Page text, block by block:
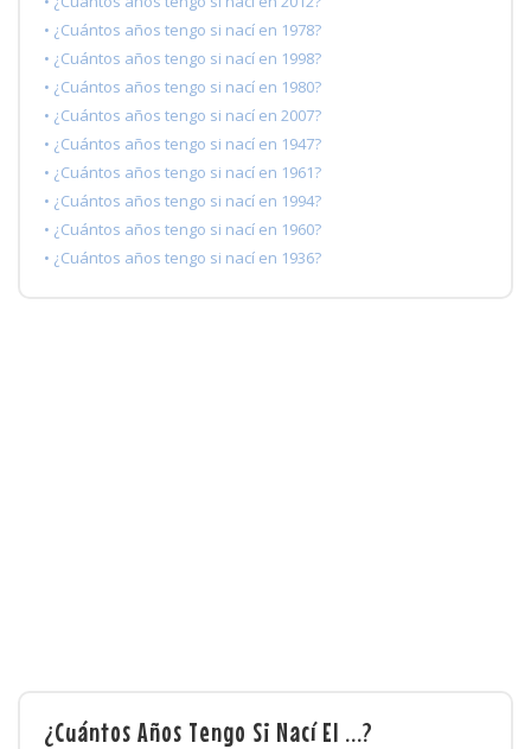
• ¿Cuántos años tengo si nací en 1978?
• ¿Cuántos años tengo si nací en 1998?
• ¿Cuántos años tengo si nací en 1980?
• ¿Cuántos años tengo si nací en 2007?
• ¿Cuántos años tengo si nací en 1947?
• ¿Cuántos años tengo si nací en 1961?
• ¿Cuántos años tengo si nací en 1994?
• ¿Cuántos años tengo si nací en 1960?
• ¿Cuántos años tengo si nací en 1936?
¿Cuántos Años Tengo Si Nací El ...?